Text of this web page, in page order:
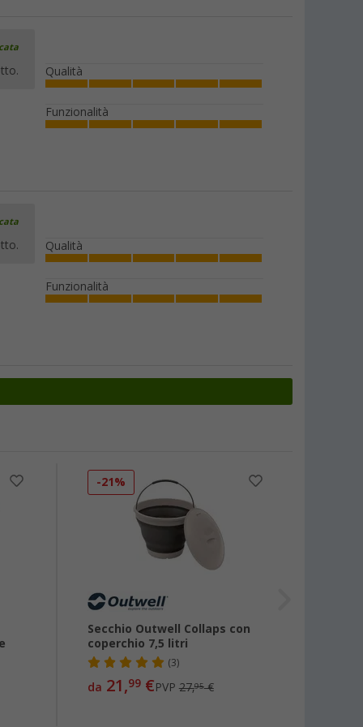
Qualità
Funzionalità
Qualità
Funzionalità
-21%
Secchio Outwell Collaps con
coperchio 7,5 litri
(3)
da 21,99€PVP 27,95€